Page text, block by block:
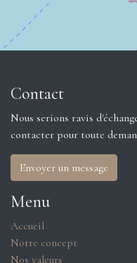
Contact
Nous serions ravis
contacter pour toute
Envoyer un message
Menu
Accueil
Notre concept
Nos valeurs